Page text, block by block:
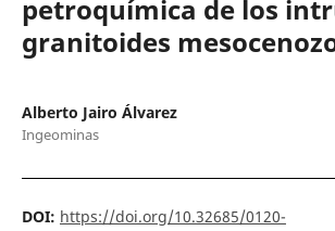
petroquímica de los
granitoides
Alberto Jairo Álvarez
Ingeominas
DOI: https://doi.org/10.32685/0120-